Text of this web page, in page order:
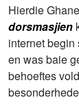
Hierdie
dorsmasjien
internet
en was baie
behoeftes